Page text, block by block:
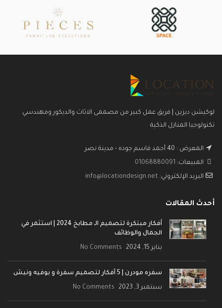
لوكيشن ديزين | فريق عمل كبير من مصممى الاثاث والديكور ومهندسي
تكنولوجيا المنازل الذكية
المعرض : 40 أحمد قاسم جوده - مدينة نصر
المبيعات: 01068880091
البريد الإلكتروني: info@locationdesign.net
أحدث المقالات
أفكار مبتكرة لتصميم الـ مطابخ 2024 | استثمر في
الجمال والوظائف
يناير 15, 2024 No Comments
سفره مودرن | 5 أفكار لتصميم سفرة و بوفيه ونيش
سبتمبر 3, 2023 No Comments